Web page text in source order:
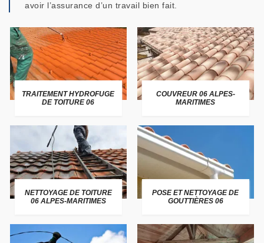
avoir l’assurance d’un travail bien fait.
TRAITEMENT HYDROFUGE
DE TOITURE 06
COUVREUR 06 ALPES-
MARITIMES
NETTOYAGE DE TOITURE
06 ALPES-MARITIMES
POSE ET NETTOYAGE DE
GOUTTIÈRES 06